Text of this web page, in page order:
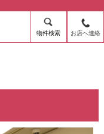
物件検索 お店へ連絡